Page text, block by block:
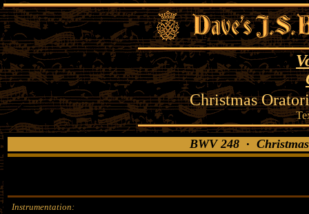
Christmas
BWV 248 ·
Instrumentation: